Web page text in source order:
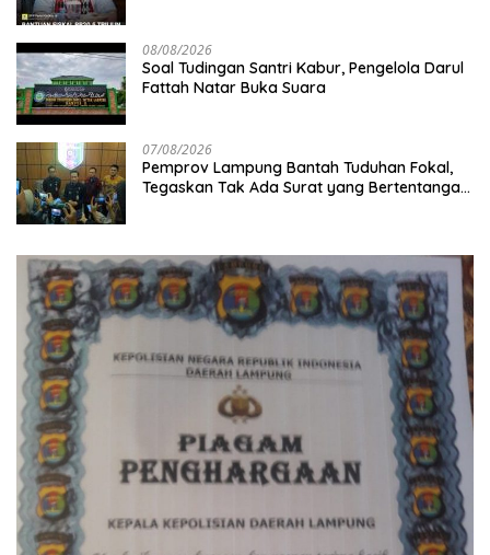
08/08/2026
Soal Tudingan Santri Kabur, Pengelola Darul
Fattah Natar Buka Suara
07/08/2026
Pemprov Lampung Bantah Tuduhan Fokal,
Tegaskan Tak Ada Surat yang Bertentangan